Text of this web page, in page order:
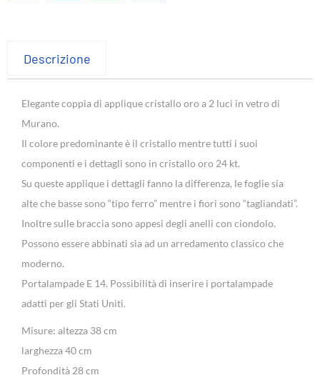
Descrizione
Elegante coppia di applique cristallo oro a 2 luci in vetro di
Murano.
Il colore predominante è il cristallo mentre tutti i suoi
componenti e i dettagli sono in cristallo oro 24 kt.
Su queste applique i dettagli fanno la differenza, le foglie sia
alte che basse sono “tipo ferro” mentre i fiori sono “tagliandati”.
Inoltre sulle braccia sono appesi degli anelli con ciondolo.
Possono essere abbinati sia ad un arredamento classico che
moderno.
Portalampade E 14. Possibilità di inserire i portalampade
adatti per gli Stati Uniti.
Misure: altezza 38 cm
larghezza 40 cm
Profondità 28 cm